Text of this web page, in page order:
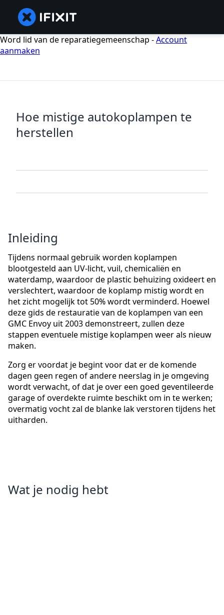
Word lid van de reparatiegemeenschap -Account
aanmaken
Hoe mistige autokoplampen te
herstellen
Inleiding
Tijdens normaal gebruik worden koplampen
blootgesteld aan UV-licht, vuil, chemicaliën en
waterdamp, waardoor de plastic behuizing oxideert en
verslechtert, waardoor de koplamp mistig wordt en
het zicht mogelijk tot 50% wordt verminderd. Hoewel
deze gids de restauratie van de koplampen van een
GMC Envoy uit 2003 demonstreert, zullen deze
stappen eventuele mistige koplampen weer als nieuw
maken.
Zorg er voordat je begint voor dat er de komende
dagen geen regen of andere neerslag in je omgeving
wordt verwacht, of dat je over een goed geventileerde
garage of overdekte ruimte beschikt om in te werken;
overmatig vocht zal de blanke lak verstoren tijdens het
uitharden.
Wat je nodig hebt